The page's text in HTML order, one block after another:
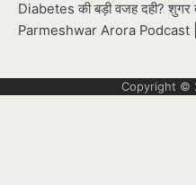
Diabetes की बड़ी वजह दही?
Parmeshwar Arora Podcast
Copyright ©